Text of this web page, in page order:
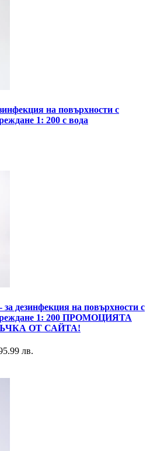
на повърхности с
1: 200 с вода
дезинфекция на повърхности с
1: 200 ПРОМОЦИЯТА
ОТ САЙТА!
лв.